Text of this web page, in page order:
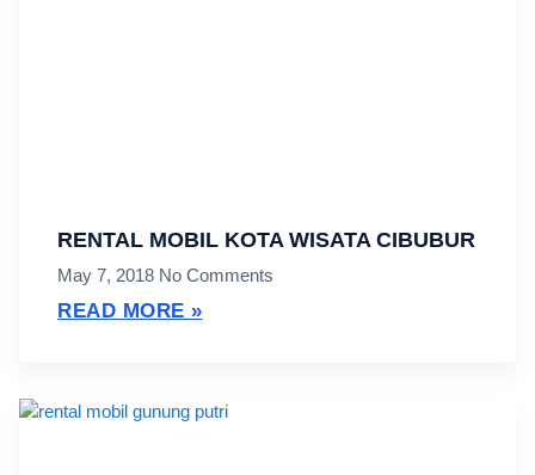
RENTAL MOBIL KOTA WISATA CIBUBUR
May 7, 2018 No Comments
READ MORE »